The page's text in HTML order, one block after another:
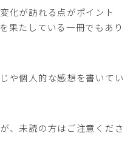
化が訪れる点がポイント
果たしている一冊でもあり
や個人的な感想を書いてい
、未読の方はご注意くださ